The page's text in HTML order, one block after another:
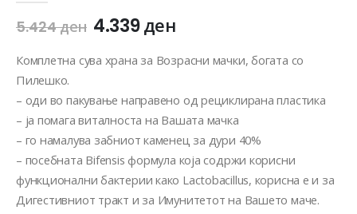
5.424ден 4.339ден
Комплетна сува храна за Возрасни мачки, богата со
Пилешко.
– оди во пакување направено од рециклирана пластика
– ја помага виталноста на Вашата мачка
– го намалува забниот каменец за дури 40%
– посебната Bifensis формула која содржи корисни
функционални бактерии како Lactobacillus, корисна е и за
Дигестивниот тракт и за Имунитетот на Вашето маче.